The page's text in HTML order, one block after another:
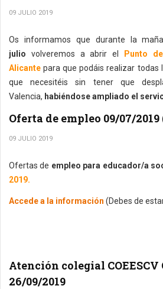
09 JULIO 2019
Os informamos que durante la
julio volveremos a abrir el
Punto
Alicante para que podáis realizar todas
que necesitéis sin tener que
Valencia, habiéndose ampliado el
Oferta de empleo 09/07/2019
09 JULIO 2019
Ofertas de empleo para educador/a
2019.
Accede a la información (Debes de
Atención colegial COEESCV
26/09/2019